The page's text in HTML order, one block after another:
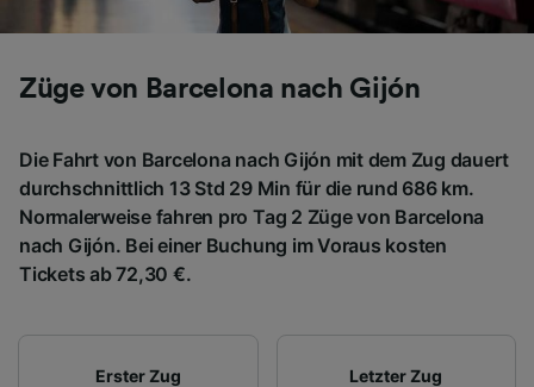
Züge von Barcelona nach Gijón
Die Fahrt von Barcelona nach Gijón mit dem Zug dauert
durchschnittlich 13 Std 29 Min für die rund 686 km.
Normalerweise fahren pro Tag 2 Züge von Barcelona
nach Gijón. Bei einer Buchung im Voraus kosten
Tickets ab 72,30 €.
Erster Zug
Letzter Zug